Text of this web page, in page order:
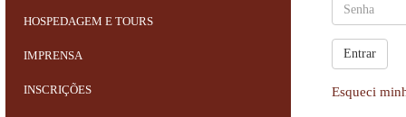
HOSPEDAGEM E TOURS
IMPRENSA
INSCRIÇÕES
Entrar
Esqueci